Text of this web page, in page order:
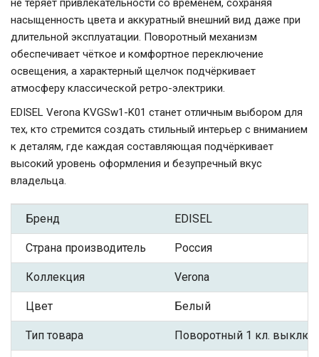
не теряет привлекательности со временем, сохраняя
насыщенность цвета и аккуратный внешний вид даже при
длительной эксплуатации. Поворотный механизм
обеспечивает чёткое и комфортное переключение
освещения, а характерный щелчок подчёркивает
атмосферу классической ретро-электрики.
EDISEL Verona KVGSw1-K01 станет отличным выбором для
тех, кто стремится создать стильный интерьер с вниманием
к деталям, где каждая составляющая подчёркивает
высокий уровень оформления и безупречный вкус
владельца.
Бренд EDISEL
Страна производитель Россия
Коллекция Verona
Цвет Белый
Тип товара Поворотный 1 кл.